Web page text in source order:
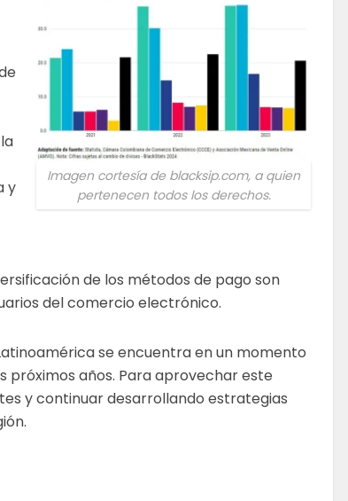
Imagen cortesía de blacksip.com, a quien
pertenecen todos los derechos.
y
de los métodos de pago son
del comercio electrónico.
se encuentra en un momento
próximos años. Para aprovechar este
y continuar desarrollando estrategias